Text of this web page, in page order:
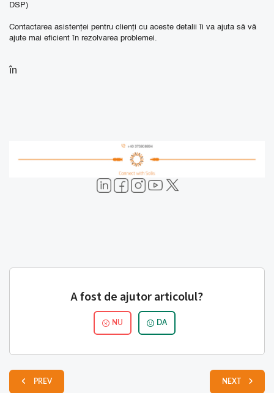
DSP)
Contactarea asistenței pentru clienți cu aceste detalii îi va ajuta să vă
ajute mai eficient în rezolvarea problemei.
în
A fost de ajutor articolul?
NU DA
PREV NEXT